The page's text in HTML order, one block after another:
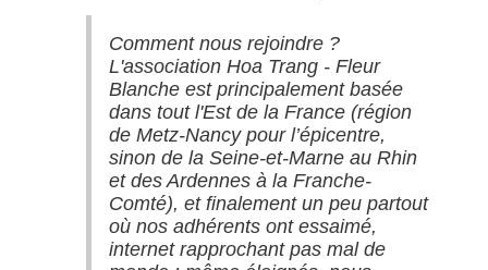
Comment nous rejoindre ?
L'association Hoa Trang - Fleur
Blanche est principalement basée
dans tout l'Est de la France (région
de Metz-Nancy pour l’épicentre,
sinon de la Seine-et-Marne au Rhin
et des Ardennes à la Franche-
Comté), et finalement un peu partout
où nos adhérents ont essaimé,
internet rapprochant pas mal de